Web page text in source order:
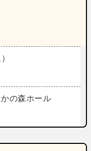
の森ホール